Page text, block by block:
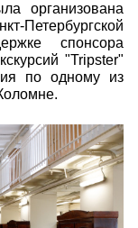
организована
Петербургской
спонсора
"Tripster"
по одному из